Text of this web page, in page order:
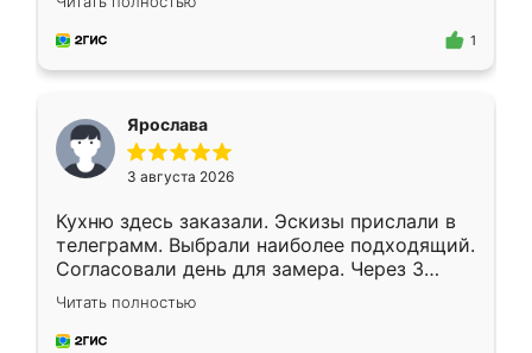
для замера сотрудник Владислав
предложил по моему эскизу самый
1
Ярослава
3 августа 2026
Кухню здесь заказали. Эскизы прислали в
телеграмм. Выбрали наиболее подходящий.
Согласовали день для замера. Через 3
недели кухня была уже готова. Остались
довольны работой. Спасибо Ренессанс
мебель за качественную работу!
Читать полностью